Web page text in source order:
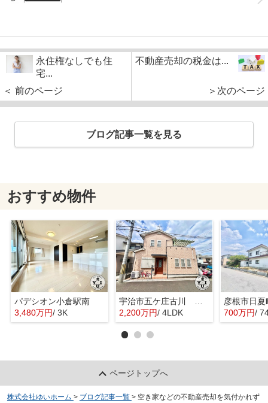
永住権なしでも住
宅...
＜ 前のページ
不動産売却の税金は...
＞次のページ
ブログ記事一覧を見る
おすすめ物件
パデシオン小倉駅南
3,480万円/ 3K
宇治市五ケ庄古川 オーナーチェンジ 中古戸建
2,200万円/ 4LDK
彦根市日
700万円/
ページトップへ
株式会社ゆいホーム > ブログ記事一覧 > 空き家などの不動産売却を気付かれず